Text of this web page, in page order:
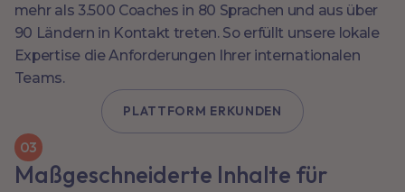
mehr als 3.500 Coaches in 80 Sprachen und aus über
90 Ländern in Kontakt treten. So erfüllt unsere lokale
Expertise die Anforderungen Ihrer internationalen
Teams.
PLATTFORM ERKUNDEN
03
Maßgeschneiderte Inhalte für